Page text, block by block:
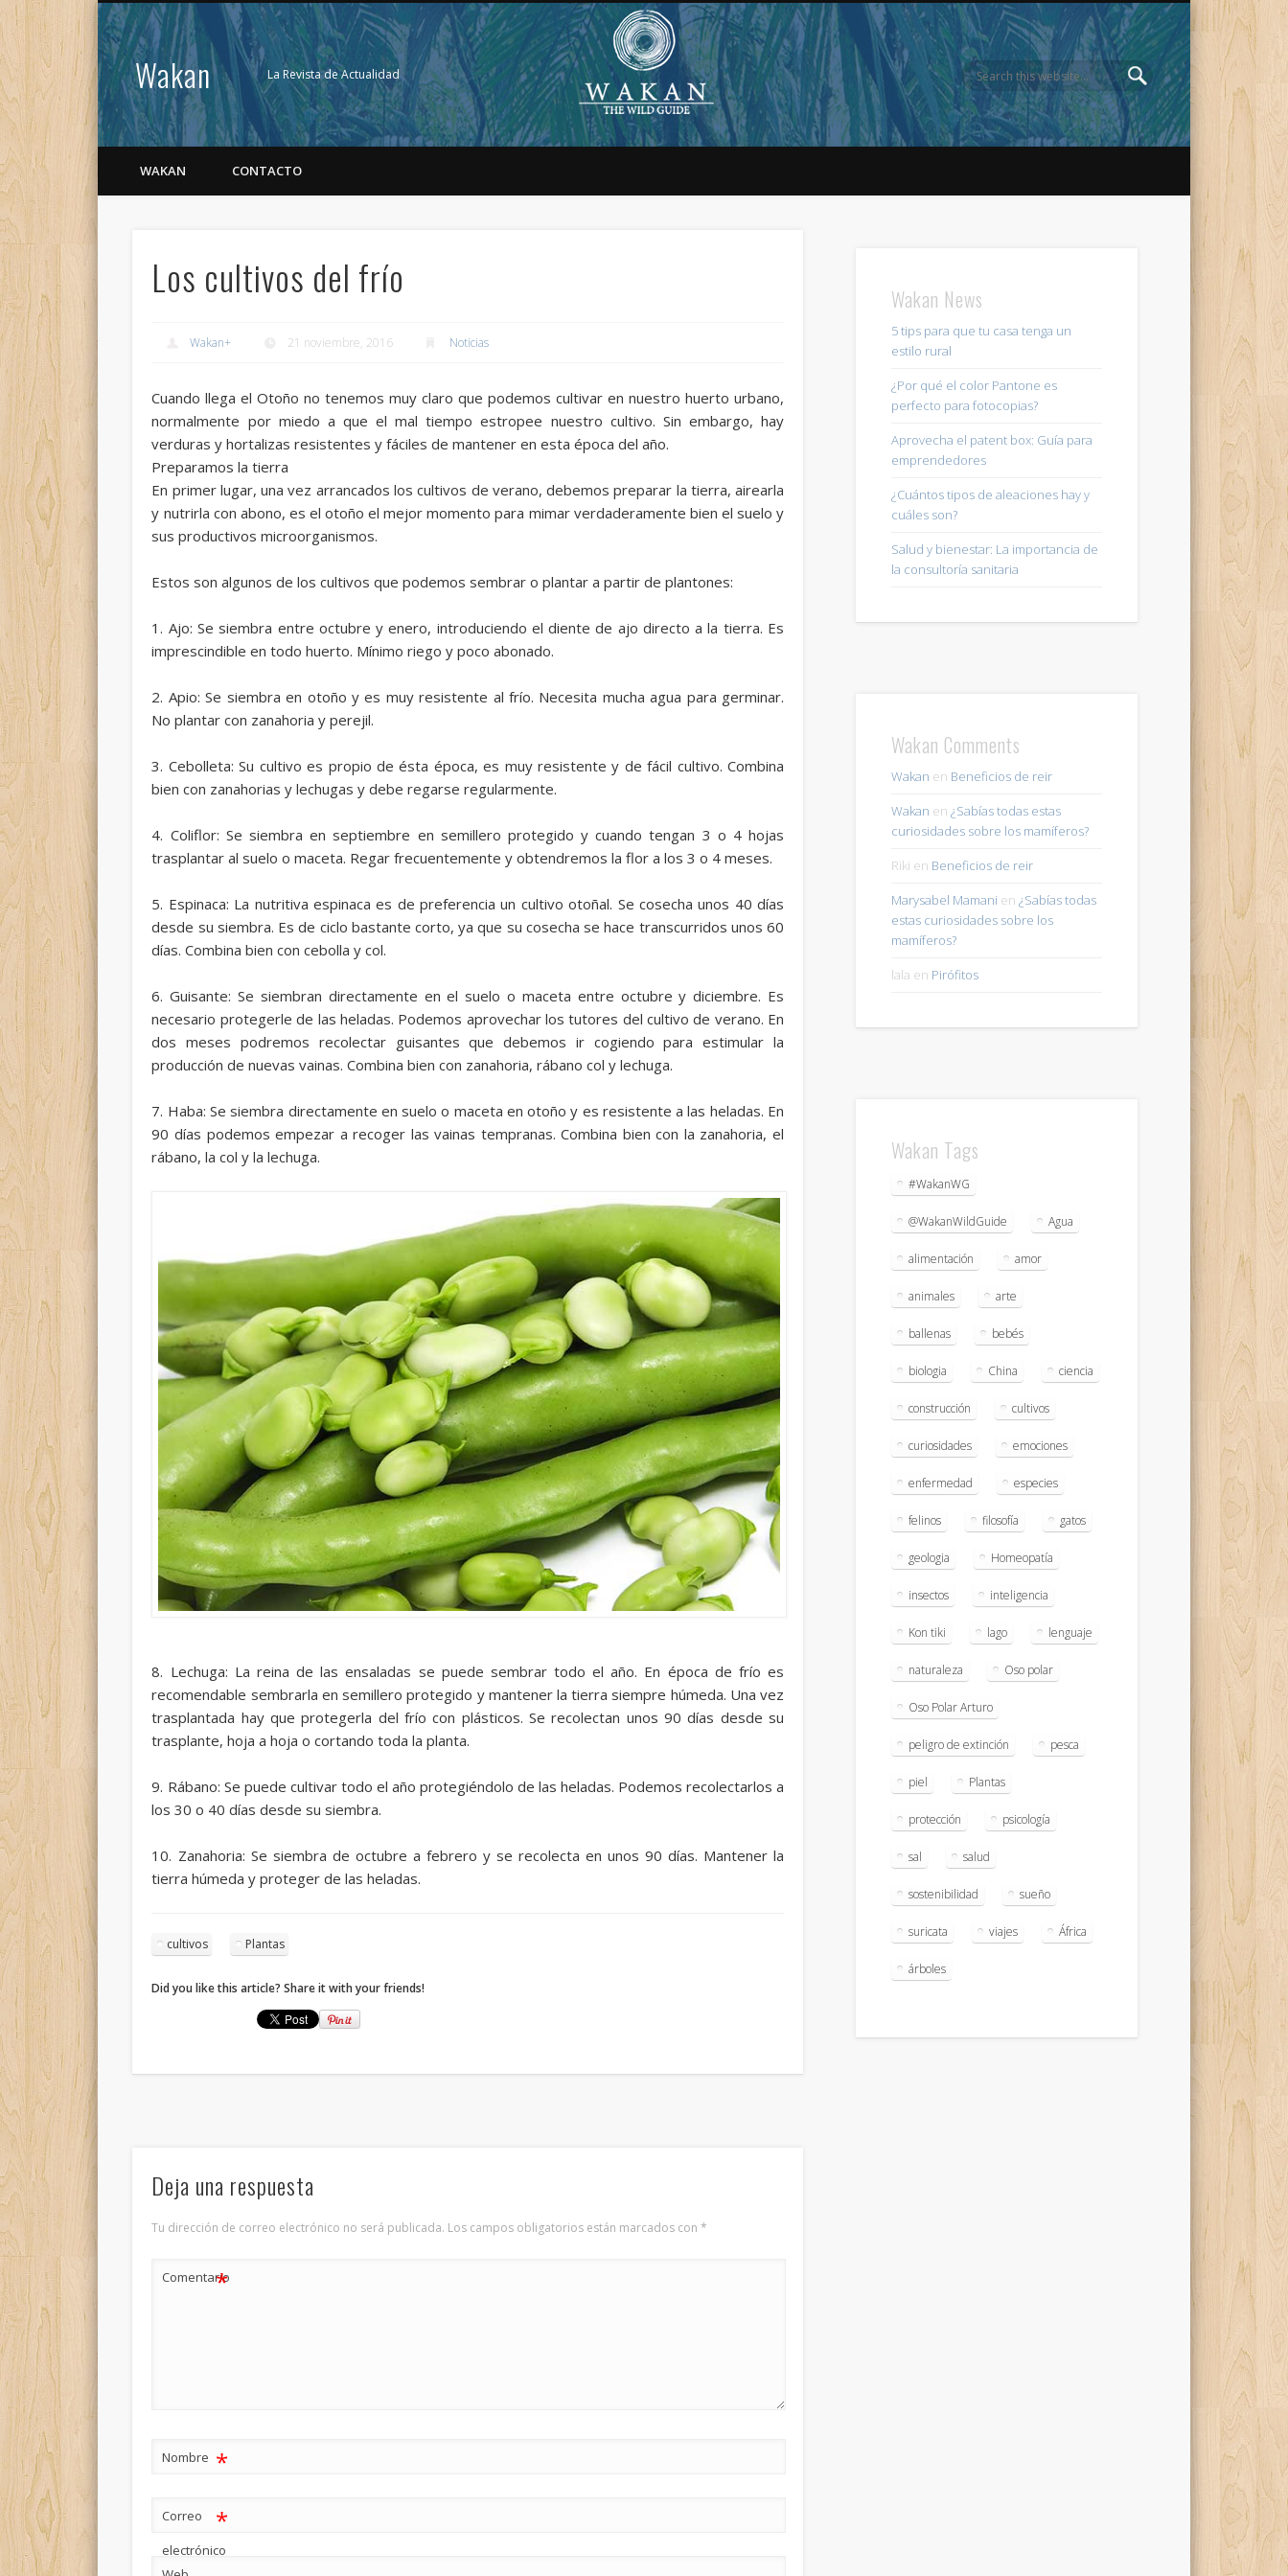
Wakan La Revista de Actualidad
WAKAN CONTACTO
Los cultivos del frío
Wakan+ 21 noviembre, 2016 Noticias
Cuando llega el Otoño no tenemos muy claro que podemos cultivar en nuestro huerto urbano,
normalmente por miedo a que el mal tiempo estropee nuestro cultivo. Sin embargo, hay
verduras y hortalizas resistentes y fáciles de mantener en esta época del año.
Preparamos la tierra
En primer lugar, una vez arrancados los cultivos de verano, debemos preparar la tierra, airearla
y nutrirla con abono, es el otoño el mejor momento para mimar verdaderamente bien el suelo y
sus productivos microorganismos.
Estos son algunos de los cultivos que podemos sembrar o plantar a partir de plantones:
1. Ajo: Se siembra entre octubre y enero, introduciendo el diente de ajo directo a la tierra. Es
imprescindible en todo huerto. Mínimo riego y poco abonado.
2. Apio: Se siembra en otoño y es muy resistente al frío. Necesita mucha agua para germinar.
No plantar con zanahoria y perejil.
3. Cebolleta: Su cultivo es propio de ésta época, es muy resistente y de fácil cultivo. Combina
bien con zanahorias y lechugas y debe regarse regularmente.
4. Coliflor: Se siembra en septiembre en semillero protegido y cuando tengan 3 o 4 hojas
trasplantar al suelo o maceta. Regar frecuentemente y obtendremos la flor a los 3 o 4 meses.
5. Espinaca: La nutritiva espinaca es de preferencia un cultivo otoñal. Se cosecha unos 40 días
desde su siembra. Es de ciclo bastante corto, ya que su cosecha se hace transcurridos unos 60
días. Combina bien con cebolla y col.
6. Guisante: Se siembran directamente en el suelo o maceta entre octubre y diciembre. Es
necesario protegerle de las heladas. Podemos aprovechar los tutores del cultivo de verano. En
dos meses podremos recolectar guisantes que debemos ir cogiendo para estimular la
producción de nuevas vainas. Combina bien con zanahoria, rábano col y lechuga.
7. Haba: Se siembra directamente en suelo o maceta en otoño y es resistente a las heladas. En
90 días podemos empezar a recoger las vainas tempranas. Combina bien con la zanahoria, el
rábano, la col y la lechuga.
8. Lechuga: La reina de las ensaladas se puede sembrar todo el año. En época de frío es
recomendable sembrarla en semillero protegido y mantener la tierra siempre húmeda. Una vez
trasplantada hay que protegerla del frío con plásticos. Se recolectan unos 90 días desde su
trasplante, hoja a hoja o cortando toda la planta.
9. Rábano: Se puede cultivar todo el año protegiéndolo de las heladas. Podemos recolectarlos a
los 30 o 40 días desde su siembra.
10. Zanahoria: Se siembra de octubre a febrero y se recolecta en unos 90 días. Mantener la
tierra húmeda y proteger de las heladas.
cultivos Plantas
Did you like this article? Share it with your friends!
Deja una respuesta
Tu dirección de correo electrónico no será publicada. Los campos obligatorios están marcados con*
Comentario
*
Nombre *
Correo
electrónico
*
Wakan News
5 tips para que tu casa tenga un
estilo rural
¿Por qué el color Pantone es
perfecto para fotocopias?
Aprovecha el patent box: Guía para
emprendedores
¿Cuántos tipos de aleaciones hay y
cuáles son?
Salud y bienestar: La importancia de
la consultoría sanitaria
Wakan Comments
Wakan en Beneficios de reir
Wakan en ¿Sabías todas estas
curiosidades sobre los mamíferos?
Riki en Beneficios de reir
Marysabel Mamani en ¿Sabías todas
estas curiosidades sobre los
mamíferos?
lala en Pirófitos
Wakan Tags
#WakanWG
@WakanWildGuide Agua
alimentación amor
animales arte
ballenas bebés
biologia China ciencia
construcción cultivos
curiosidades emociones
enfermedad especies
felinos filosofía gatos
geologia Homeopatía
insectos inteligencia
Kon tiki lago lenguaje
naturaleza Oso polar
Oso Polar Arturo
peligro de extinción pesca
piel Plantas
protección psicología
sal salud
sostenibilidad sueño
suricata viajes África
árboles